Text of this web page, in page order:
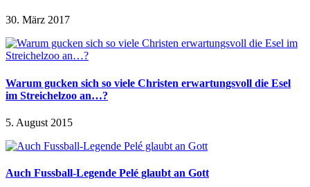
30. März 2017
Warum gucken sich so viele Christen erwartungsvoll die Esel
im Streichelzoo an…?
5. August 2015
Auch Fussball-Legende Pelé glaubt an Gott